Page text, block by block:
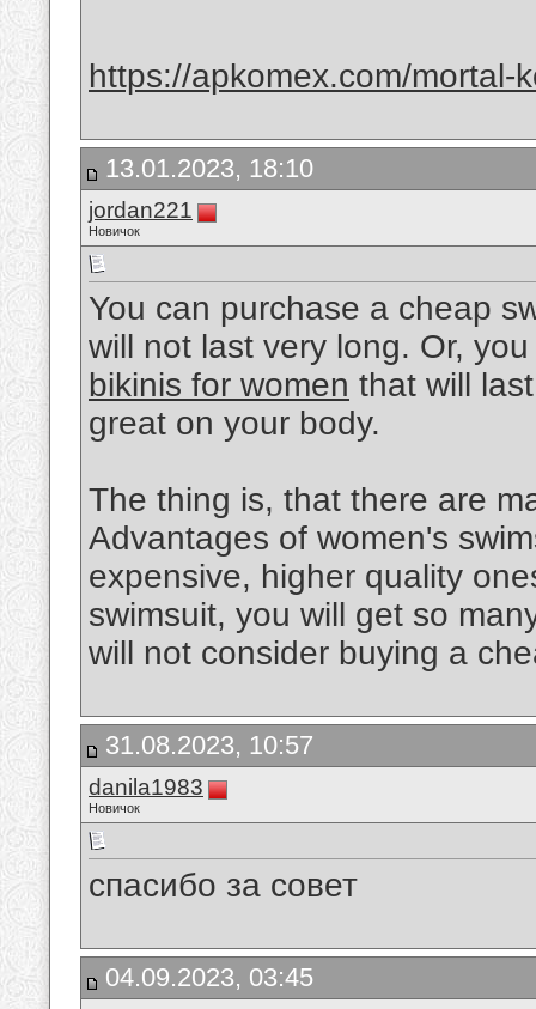
https://apkomex.com/mortal-
13.01.2023, 18:10
jordan221
Новичок
You can purchase a cheap
will not last very long. Or,
bikinis for women that will
great on your body.
The thing is, that there are
Advantages of women's
expensive, higher quality
swimsuit, you will get so
will not consider buying a
31.08.2023, 10:57
danila1983
Новичок
спасибо за совет
04.09.2023, 03:45